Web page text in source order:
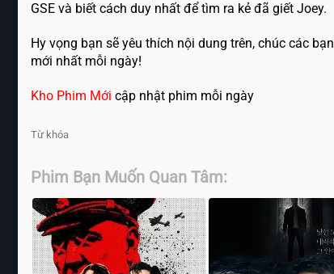
GSE và biết cách duy nhất để tìm ra kẻ đã giết Joey.
Hy vọng bạn sẽ yêu thích nội dung trên, chúc các
mới nhất mỗi ngày!
Kho Phim Mới cập nhật phim mỗi ngày
Từ khóa
Phim Bạn Muốn Quan Tâm: